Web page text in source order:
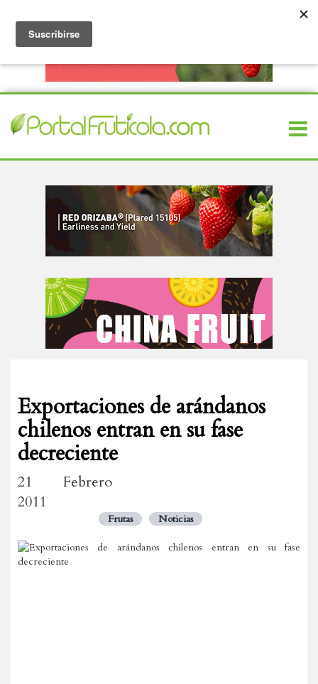
Exportaciones de arándanos
chilenos entran en su fase
decreciente
21 Febrero
2011
Frutas Noticias